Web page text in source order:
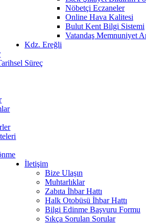
Nöbetçi Eczaneler
Online Hava Kalitesi
Bulut Kent Bilgi Sistemi
Vatandaş Memnuniyet
Kdz. Ereğli
Süreç
İletişim
Bize Ulaşın
Muhtarlıklar
Zabıta İhbar Hattı
Halk Otobüsü İhbar Hattı
Bilgi Edinme Başvuru Formu
Sıkça Sorulan Sorular